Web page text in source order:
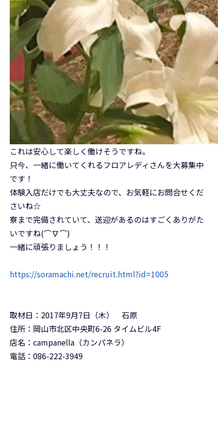
これは安心して楽しく働けそうですね。
只今、一緒に働いてくれるフロアレディさんを大募集中
です！
体験入店だけでも大丈夫なので、お気軽にお問合せくだ
さいね☆
寮まで完備されていて、送迎があるのはすごくありがた
いですね(⌒∇⌒)
一緒に頑張りましょう！！！
https://soramachi.net/recruit.html?id=1005
取材日：2017年9月7日（木） 石原
住所：岡山市北区中央町6-26 タイムビル4F
店名：campanella（カンパネラ）
電話：086-222-3949